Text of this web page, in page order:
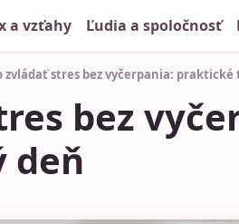
a vzťahy Ľudia a spoločnosť
zvládať stres bez vyčerpania: praktické
bez
deň